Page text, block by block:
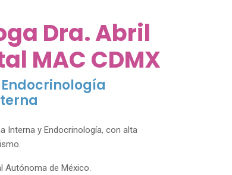
Dra. Abril
MAC CDMX
Interna y Endocrinología, con alta
Autónoma de México.